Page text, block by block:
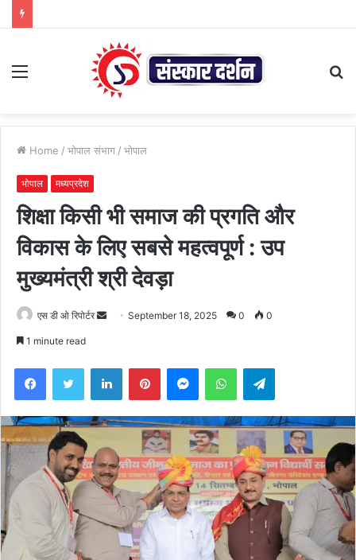
Menu
Home / भोपाल संभाग / भोपाल
भोपाल मध्यप्रदेश
शिक्षा किसी भी समाज की प्रगति और
विकास के लिए सबसे महत्वपूर्ण : उप
मुख्यमंत्री श्री देवड़ा
एस डी ओ रिपोर्टर
Send September 18, 2025 0 0
1 minute read
FacebookTwitter LinkedInPinterestMessengerWhatsAppTelegram